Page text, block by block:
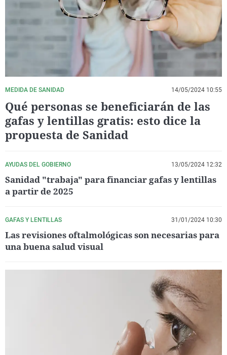
La rosa de los vientos
Gente viajera
Como el perro y el
Caso
Retornados
Equipo de
Operación Viuda
Extremadura
Galicia
La Rioja
Navarra
País Vasco
Virales
Televisión
Elecciones
MEDIDA DE SANIDAD 14/05/2024 10:55
Qué personas se beneficiarán de las
gafas y lentillas gratis: esto dice la
propuesta de Sanidad
AYUDAS DEL GOBIERNO 13/05/2024 12:32
Sanidad "trabaja" para financiar gafas y lentillas
a partir de 2025
GAFAS Y LENTILLAS 31/01/2024 10:30
Las revisiones oftalmológicas son necesarias para
una buena salud visual